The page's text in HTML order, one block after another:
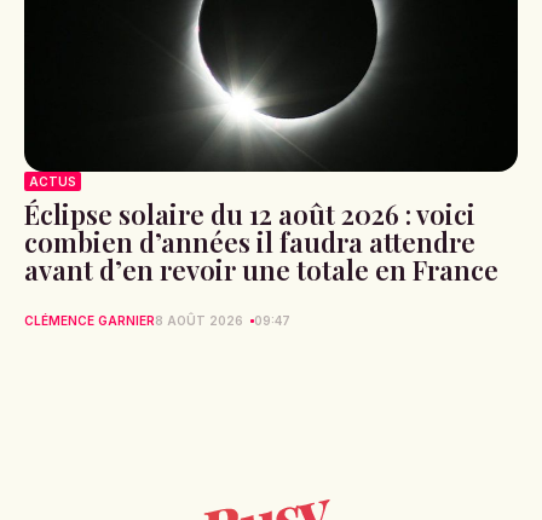
ACTUS
Éclipse solaire du 12 août 2026 : voici
combien d’années il faudra attendre
avant d’en revoir une totale en France
CLÉMENCE GARNIER8 AOÛT 2026 09:47